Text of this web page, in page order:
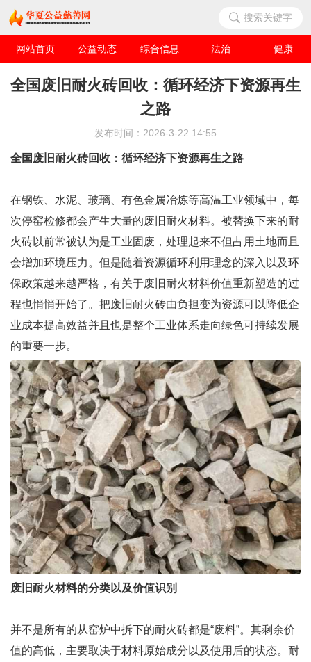
搜索关键字
网站首页 公益动态 综合信息 法治 健康
华夏人物 爱心企业
全国废旧耐火砖回收：循环经济下资源再生
之路
发布时间：2026-3-22 14:55
全国废旧耐火砖回收：循环经济下资源再生之路
在钢铁、水泥、玻璃、有色金属冶炼等高温工业领域中，每
次停窑检修都会产生大量的废旧耐火材料。被替换下来的耐
火砖以前常被认为是工业固废，处理起来不但占用土地而且
会增加环境压力。但是随着资源循环利用理念的深入以及环
保政策越来越严格，有关于废旧耐火材料价值重新塑造的过
程也悄悄开始了。把废旧耐火砖由负担变为资源可以降低企
业成本提高效益并且也是整个工业体系走向绿色可持续发展
的重要一步。
废旧耐火材料的分类以及价值识别
并不是所有的从窑炉中拆下的耐火砖都是“废料”。其剩余价
值的高低，主要取决于材料原始成分以及使用后的状态。耐